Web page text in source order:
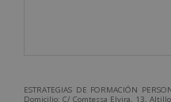
ESTRATEGIAS DE FORMACIÓN
Domicilio: C/ Comtessa Elvira, 13,